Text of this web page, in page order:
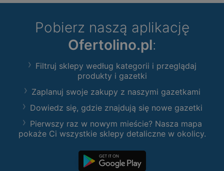
Pobierz naszą aplikację
Ofertolino.pl:
Filtruj sklepy według kategorii i przeglądaj
produkty i gazetki
Zaplanuj swoje zakupy z naszymi gazetkami
Dowiedz się, gdzie znajdują się nowe gazetki
Pierwszy raz w nowym mieście? Nasza mapa
pokaże Ci wszystkie sklepy detaliczne w okolicy.